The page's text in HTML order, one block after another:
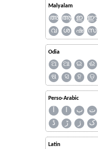
Malyalam
അ ആ ഇ ഈ
വ
ശ ഷ സ
Odia
ଅ ଆ ଇ ଈ
ଷ
ସ ହ ଡ଼
Perso-Arabic
آ ا ب ت
ڈ
ڑ ژ ک
Latin